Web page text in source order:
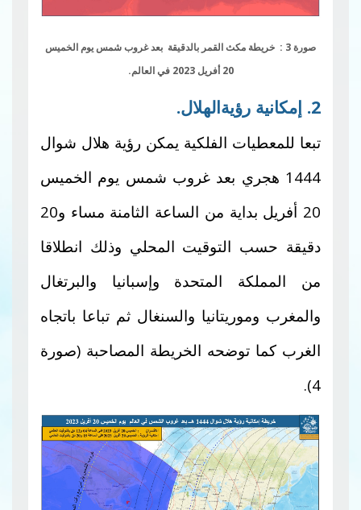
صورة 3 : خريطة مكث القمر بالدقيقة بعد غروب شمس يوم الخميس
20 أفريل 2023 في العالم.
2. إمكانية رؤيةالهلال.
تبعا للمعطيات الفلكية يمكن رؤية هلال شوال
1444 هجري بعد غروب شمس يوم الخميس
20 أفريل بداية من الساعة الثامنة مساء و20
دقيقة حسب التوقيت المحلي وذلك انطلاقا
من
المملكة المتحدة وإسبانيا والبرتغال
والمغرب وموريتانيا والسنغال ثم تباعا باتجاه
الغرب كما توضحه الخريطة المصاحبة (صورة
4).